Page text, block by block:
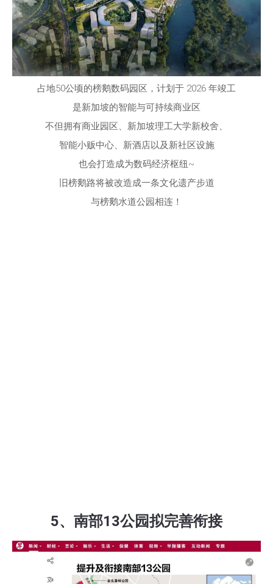
占地50公顷的榜鹅数码园区，计划于 2026 年竣工
是新加坡的智能与可持续商业区
不但拥有商业园区、新加坡理工大学新校舍、
智能小贩中心、新酒店以及新社区设施
也会打造成为数码经济枢纽~
旧榜鹅路将被改造成一条文化遗产步道
与榜鹅水道公园相连！
5、南部13公园拟完善衔接